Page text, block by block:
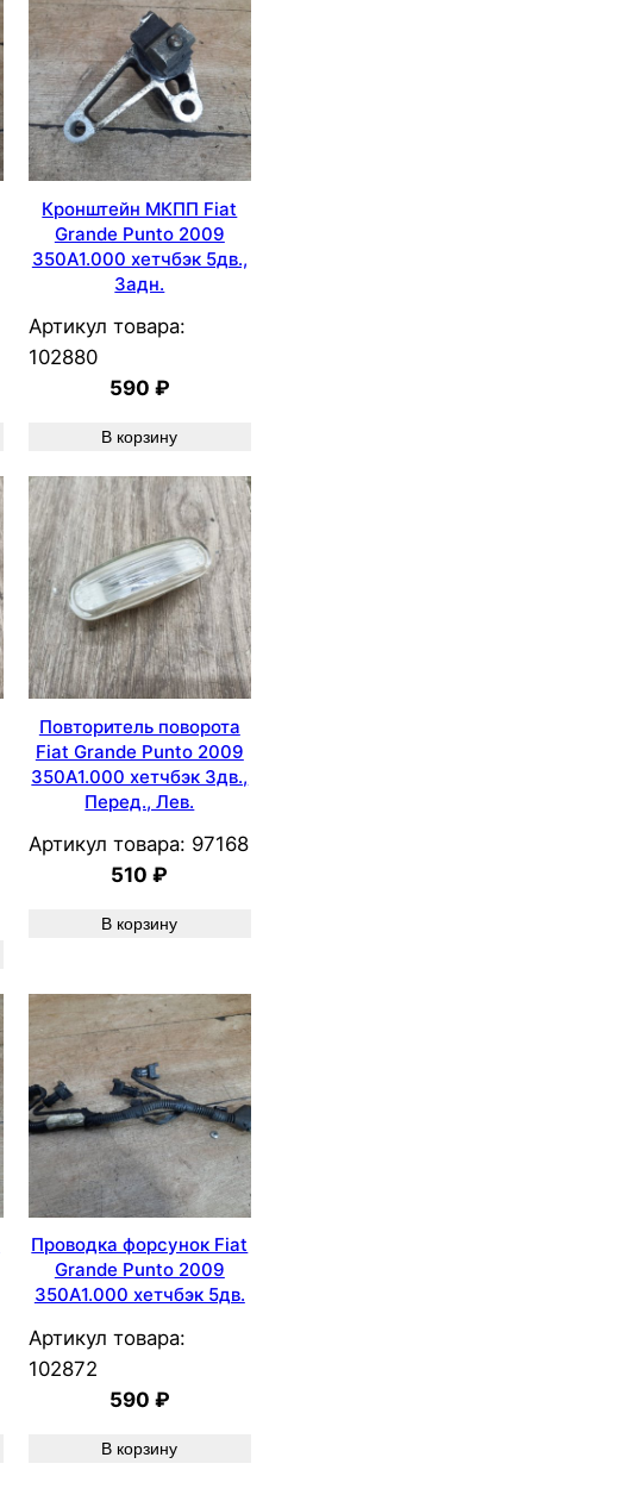
Кронштейн МКПП Fiat
Grande Punto 2009
350A1.000 хетчбэк 5дв.,
Задн.
Артикул товара:
102880
590 ₽
В корзину
Повторитель поворота
Fiat Grande Punto 2009
350A1.000 хетчбэк 3дв.,
Перед., Лев.
Артикул товара: 97168
510₽
В корзину
Проводка форсунок Fiat
Grande Punto 2009
350A1.000 хетчбэк 5дв.
Артикул товара:
102872
590 ₽
В корзину